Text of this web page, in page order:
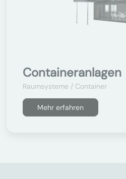
Containeranlagen
Raumsysteme / Container
Mehr erfahren